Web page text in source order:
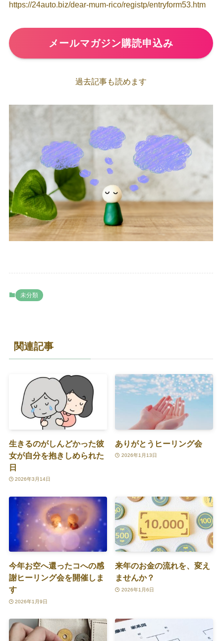
https://24auto.biz/dear-mum-rico/registp/entryform53.htm
メールマガジン購読申込み
過去記事も読めます
未分類
関連記事
生きるのがしんどかった彼
女が自分を抱きしめられた
日
2026年3月14日
ありがとうヒーリング会
2026年1月13日
今年お空へ還ったコへの感
謝ヒーリング会を開催しま
す
2026年1月9日
来年のお金の流れを、変え
ませんか？
2026年1月6日